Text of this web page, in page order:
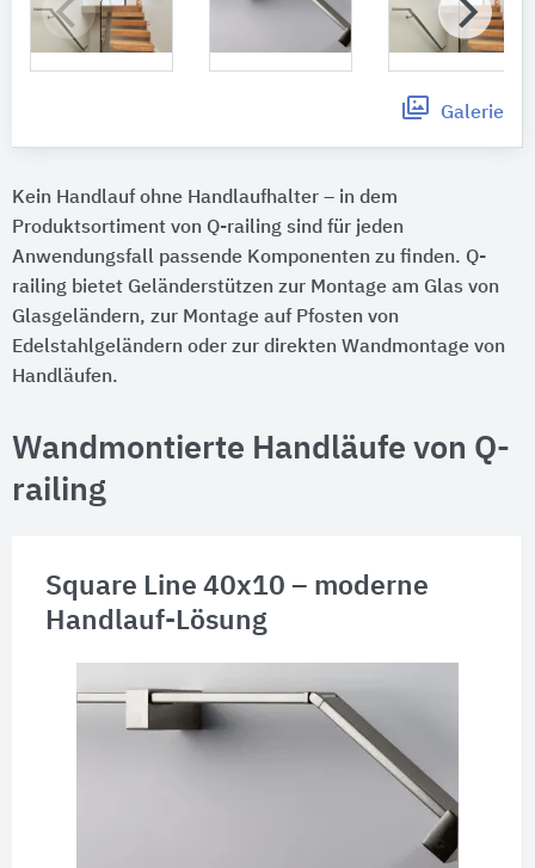
Galerie
Kein Handlauf ohne Handlaufhalter – in dem
Produktsortiment von Q-railing sind für jeden
Anwendungsfall passende Komponenten zu finden. Q-
railing bietet Geländerstützen zur Montage am Glas von
Glasgeländern, zur Montage auf Pfosten von
Edelstahlgeländern oder zur direkten Wandmontage von
Handläufen.
Wandmontierte Handläufe von Q-
railing
Square Line 40x10 – moderne
Handlauf-Lösung